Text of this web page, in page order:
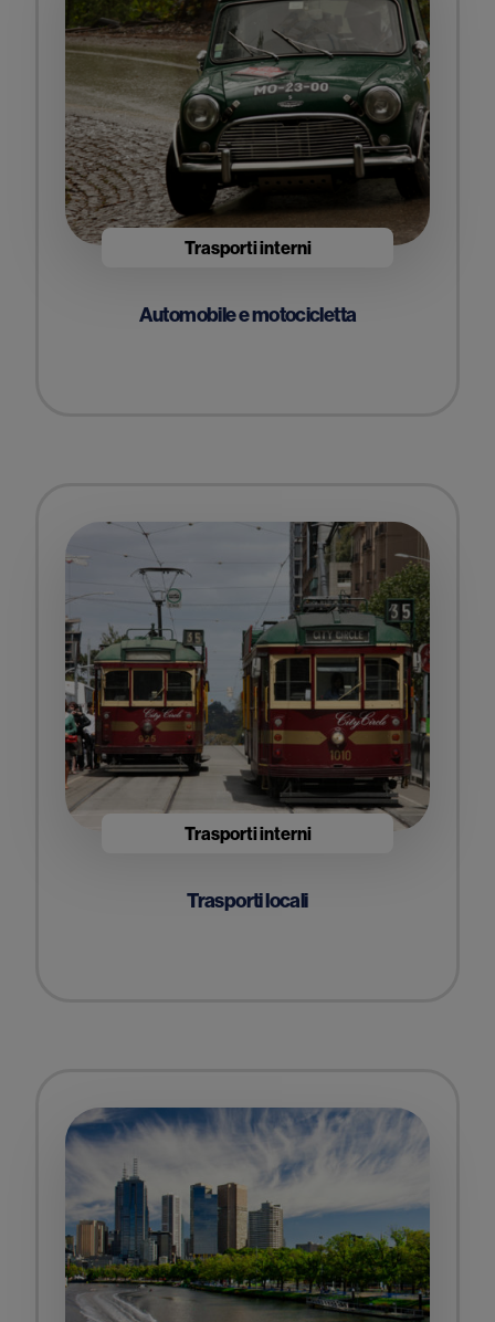
Trasporti interni
Automobile e motocicletta
Trasporti interni
Trasporti locali